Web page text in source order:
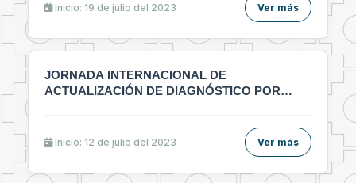
Inicio: 19 de julio del 2023 Ver más
JORNADA INTERNACIONAL DE
ACTUALIZACIÓN DE DIAGNÓSTICO POR
Inicio: 12 de julio del 2023 Ver más